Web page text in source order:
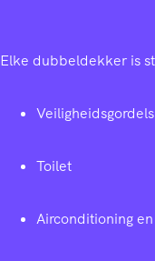
Elke dubbeldekker is
Toilet
Airconditioning